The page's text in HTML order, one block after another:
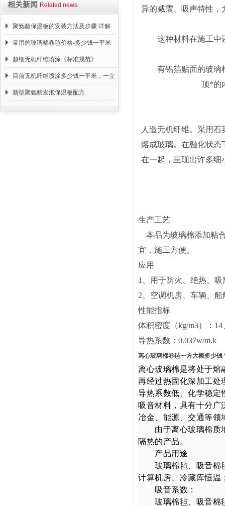
相关新闻 Related news
聚氨酯保温板的安装方法及步骤 详解
常用的玻璃棉卷毡价格-多少钱一平米
超细无机纤维喷涂《标准规范》
目前无机纤维喷涂多少钱一平米，一立
方 价格计算
新型聚氨酯发泡保温板配方
异的减震、吸声特性，
这种材料在施工中还
有铝箔贴面的玻璃棉
顶*的
人造无机纤维。采用
熔成玻璃。在融化状态
在一起，呈现出许多细
生产工艺
本品为玻璃棉添加粘
宜，施工方便。
应用
1
、用于防火、绝热、
2 、空调机房、车辆、
性能指标
体积密度（kg/m3）： 14
导热系数： 0.037w/m.k
离心玻璃棉卷毡一方大概多少钱
离心玻璃棉是将处于熔
再经过热固化深加工处
导热系数低、化学稳定
吸音材料，具有十分广
冶金、能源、交通等领
由于离心玻璃棉质地
隔热的产品。
产品用途
玻璃棉毡、吸音棉毡
计算机房、冷藏库恒温
吸音系数：
玻璃棉毡、吸音棉毡